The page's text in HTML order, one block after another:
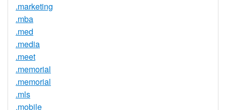
.marketing
.mba
.med
.media
.meet
.memorial
.memorial
.mls
.mobile